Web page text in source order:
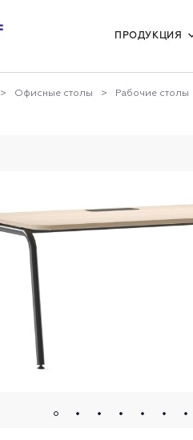
ПРОДУКЦИЯ
> Офисные столы > Рабочие столы